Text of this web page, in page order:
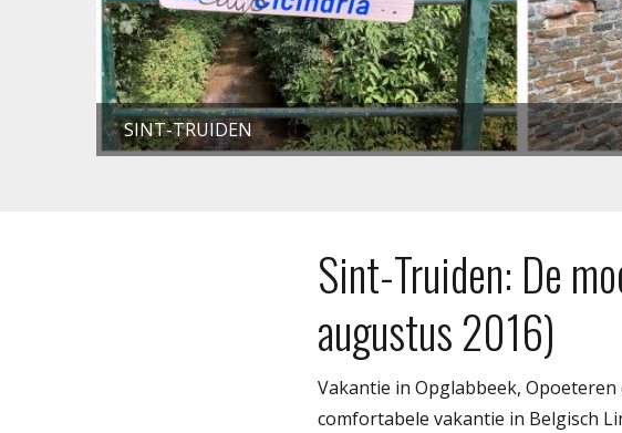
SINT-TRUIDEN
Sint-Truiden: De
augustus 2016)
Vakantie in Opglabbeek,
comfortabele vakantie in Belgisch